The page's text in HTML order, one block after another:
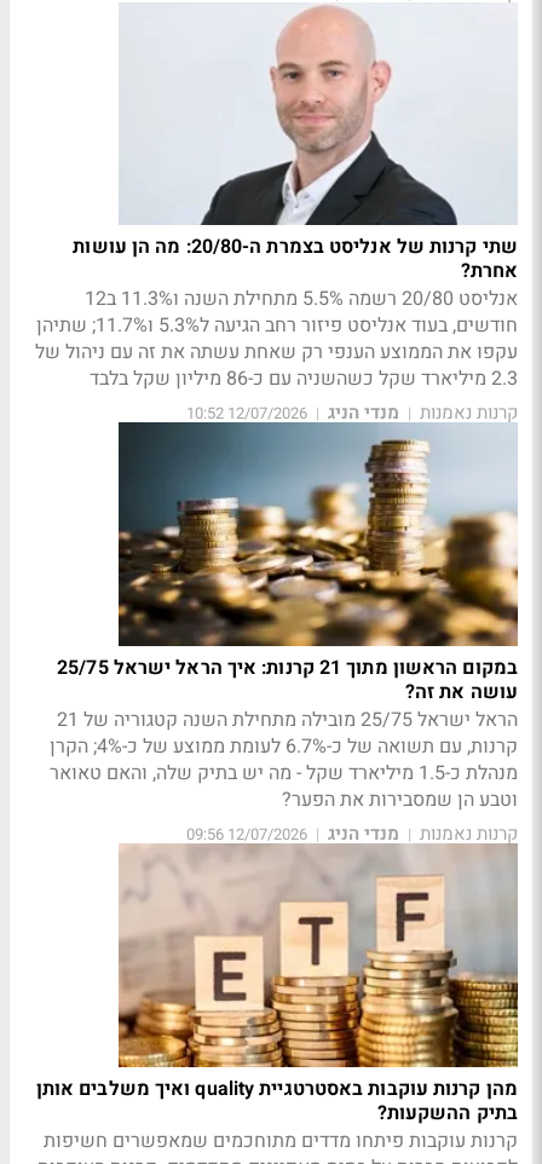
שתי קרנות של אנליסט בצמרת ה-20/80: מה הן עושות
אחרת?
אנליסט 20/80 רשמה 5.5% מתחילת השנה ו11.3% ב12
חודשים, בעוד אנליסט פיזור רחב הגיעה ל5.3% ו11.7%; שתיהן
עקפו את הממוצע הענפי רק שאחת עשתה את זה עם ניהול של
2.3 מיליארד שקל כשהשניה עם כ-86 מיליון שקל בלבד
קרנות נאמנות | מנדי הניג |
12/07/2026 10:52
במקום הראשון מתוך 21 קרנות: איך הראל ישראל 25/75
עושה את זה?
הראל ישראל 25/75 מובילה מתחילת השנה קטגוריה של 21
קרנות, עם תשואה של כ-6.7% לעומת ממוצע של כ-4%; הקרן
מנהלת כ-1.5 מיליארד שקל - מה יש בתיק שלה, והאם טאואר
וטבע הן שמסבירות את הפער?
קרנות נאמנות | מנדי הניג |
12/07/2026 09:56
מהן קרנות עוקבות באסטרטגיית quality ואיך משלבים אותן
בתיק ההשקעות?
קרנות עוקבות פיתחו מדדים מתוחכמים שמאפשרים חשיפות